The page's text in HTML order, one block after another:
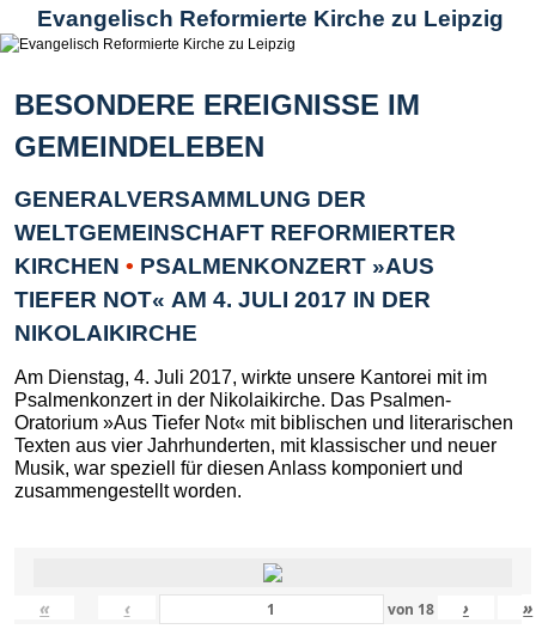
Evangelisch Reformierte Kirche zu Leipzig
BESONDERE EREIGNISSE IM
GEMEINDELEBEN
GENERALVERSAMMLUNG DER
WELTGEMEINSCHAFT REFORMIERTER
KIRCHEN • PSALMENKONZERT »AUS
TIEFER NOT« AM 4. JULI 2017 IN DER
NIKOLAIKIRCHE
Am Dienstag, 4. Juli 2017, wirkte unsere Kantorei mit im
Psalmenkonzert in der Nikolaikirche. Das Psalmen-
Oratorium »Aus Tiefer Not« mit biblischen und literarischen
Texten aus vier Jahrhunderten, mit klassischer und neuer
Musik, war speziell für diesen Anlass komponiert und
zusammengestellt worden.
« ‹ von 18 › »